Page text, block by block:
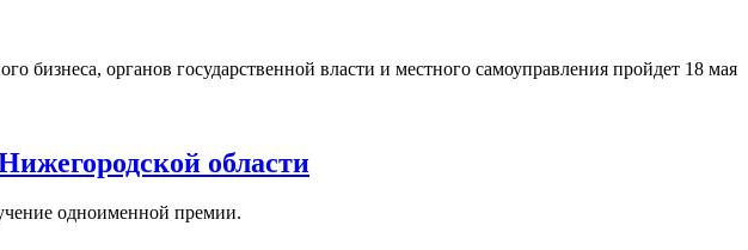
органов государственной власти и местного самоуправления пройдет 18 мая
области
одноименной премии.